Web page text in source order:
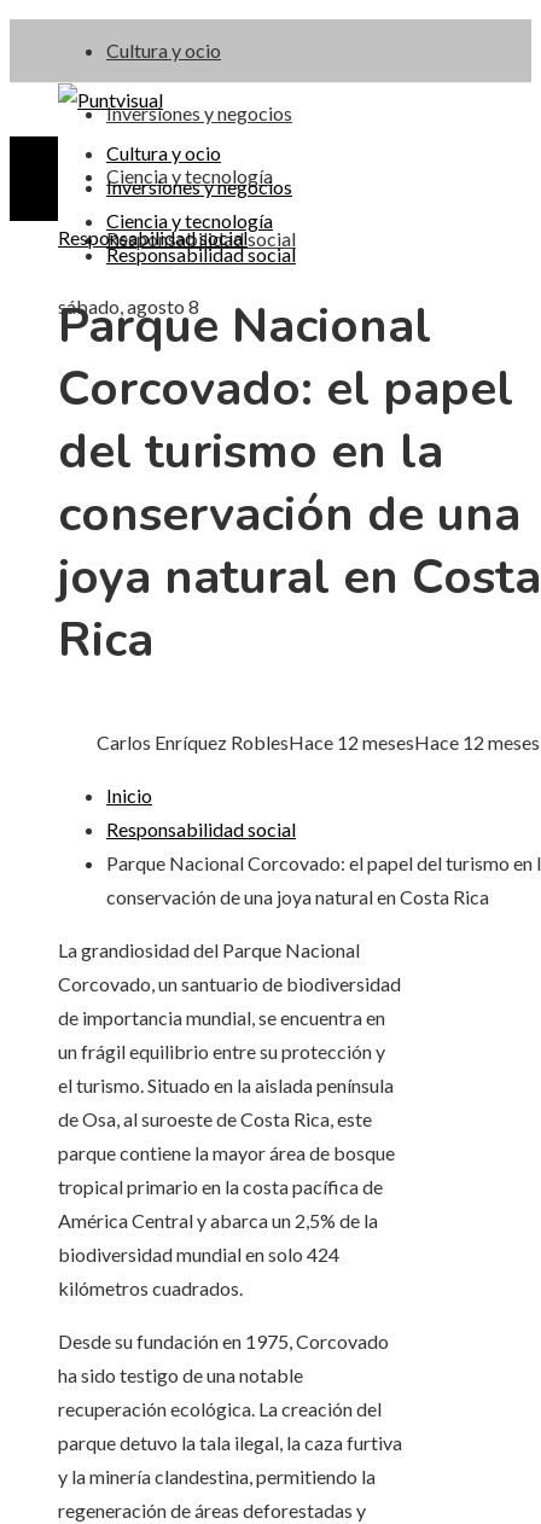
Cultura y ocio
Inversiones y negocios
Ciencia y tecnología
Responsabilidad social
sábado, agosto 8
Cultura y ocio
Inversiones y negocios
Ciencia y tecnología
Responsabilidad social
Responsabilidad social
Parque Nacional
Corcovado: el papel
del turismo en la
conservación de una
joya natural en Costa
Rica
Carlos Enríquez RoblesHace 12 mesesHace 12 meses
Inicio
Responsabilidad social
Parque Nacional Corcovado: el papel del turismo en
conservación de una joya natural en Costa Rica
La grandiosidad del Parque Nacional
Corcovado, un santuario de biodiversidad
de importancia mundial, se encuentra en
un frágil equilibrio entre su protección y
el turismo. Situado en la aislada península
de Osa, al suroeste de Costa Rica, este
parque contiene la mayor área de bosque
tropical primario en la costa pacífica de
América Central y abarca un 2,5% de la
biodiversidad mundial en solo 424
kilómetros cuadrados.
Desde su fundación en 1975, Corcovado
ha sido testigo de una notable
recuperación ecológica. La creación del
parque detuvo la tala ilegal, la caza furtiva
y la minería clandestina, permitiendo la
regeneración de áreas deforestadas y